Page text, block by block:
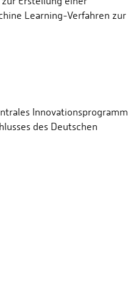
Learning-Verfahren zur
Innovationsprogramm
des Deutschen